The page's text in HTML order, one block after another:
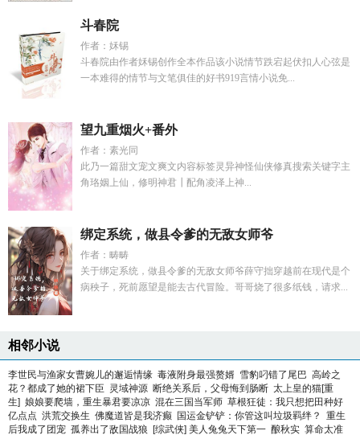
斗春院
作者：姀锡
斗春院由作者姀锡创作全本作品该小说情节跌宕起伏扣人心弦是
一本难得的情节与文笔俱佳的好书919言情小说免...
望九重烟火+番外
作者：素光同
此乃一篇甜文宠文爽文内容标签灵异神怪仙侠修真搜索关键字主
角珞姻上仙，修明神君┃配角凌泽上神...
绑定系统，做县令爹的无敌女师爷
作者：畴畴
关于绑定系统，做县令爹的无敌女师爷薛守拙穿越前在现代是个
病秧子，死前愿望是能去古代冒险。哥哥烧了很多纸钱，请求...
相邻小说
李世民与渔家女曹婉儿的邂逅情缘 毒液附身最强赘婿 雪豹叼错了尾巴 高岭之
花？都成了她的裙下臣 灵域神源 断绝关系后，父母悔到肠断 太上皇的猫[重
生] 娘娘要爬墙，重生暴君要凉凉 混在三国当军师 草根狂徒：我只想把田种好
亿点点 洪荒交换生 佛魔道皆是我济癫 国运金铲铲：你管这叫垃圾羁绊？
重生
后我成了团宠 孤养出了敌国战狼 [综武侠] 美人兔兔天下第一 酿秋实 算命太准